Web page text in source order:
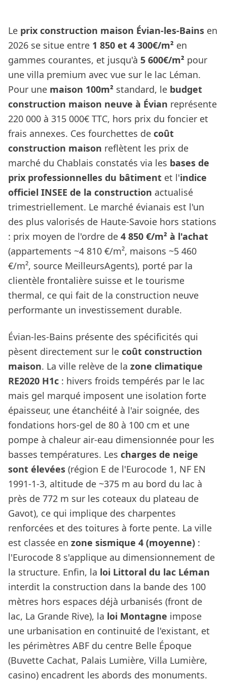
Le prix construction maison Évian-les-Bains en
2026 se situe entre 1 850 et 4 300€/m² en
gammes courantes, et jusqu'à 5 600€/m² pour
une villa premium avec vue sur le lac Léman.
Pour une maison 100m² standard, le budget
construction maison neuve à Évian représente
220 000 à 315 000€ TTC, hors prix du foncier et
frais annexes. Ces fourchettes de coût
construction maison reflètent les prix de
marché du Chablais constatés via les bases de
prix professionnelles du bâtiment et l'indice
officiel INSEE de la construction actualisé
trimestriellement. Le marché évianais est l'un
des plus valorisés de Haute-Savoie hors stations
: prix moyen de l'ordre de 4 850 €/m² à l'achat
(appartements ~4 810 €/m², maisons ~5 460
€/m², source MeilleursAgents), porté par la
clientèle frontalière suisse et le tourisme
thermal, ce qui fait de la construction neuve
performante un investissement durable.
Évian-les-Bains présente des spécificités qui
pèsent directement sur le coût construction
maison. La ville relève de la zone climatique
RE2020 H1c : hivers froids tempérés par le lac
mais gel marqué imposent une isolation forte
épaisseur, une étanchéité à l'air soignée, des
fondations hors-gel de 80 à 100 cm et une
pompe à chaleur air-eau dimensionnée pour les
basses températures. Les charges de neige
sont élevées (région E de l'Eurocode 1, NF EN
1991-1-3, altitude de ~375 m au bord du lac à
près de 772 m sur les coteaux du plateau de
Gavot), ce qui implique des charpentes
renforcées et des toitures à forte pente. La ville
est classée en zone sismique 4 (moyenne) :
l'Eurocode 8 s'applique au dimensionnement de
la structure. Enfin, la loi Littoral du lac Léman
interdit la construction dans la bande des 100
mètres hors espaces déjà urbanisés (front de
lac, La Grande Rive), la loi Montagne impose
une urbanisation en continuité de l'existant, et
les périmètres ABF du centre Belle Époque
(Buvette Cachat, Palais Lumière, Villa Lumière,
casino) encadrent les abords des monuments.